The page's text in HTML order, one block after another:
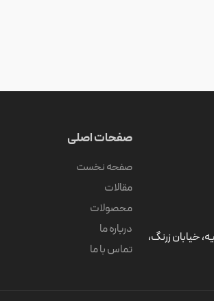
خیابان زرنگ،
صفحات اصلی
صفحه نخست
مقالات
محصولات
درباره ما
تماس با ما